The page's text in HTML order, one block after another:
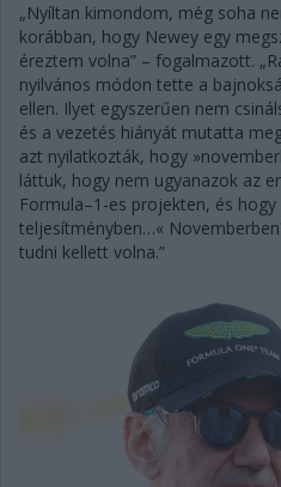
„Nyíltan kimondom, még soha
korábban, hogy Newey egy
éreztem volna” – fogalmazott.
nyilvános módon tette a
ellen. Ilyet egyszerűen nem
és a vezetés hiányát mutatta
azt nyilatkozták, hogy
láttuk, hogy nem ugyanazok az
Formula–1-es projekten, és
teljesítményben…«
tudni kellett volna.”